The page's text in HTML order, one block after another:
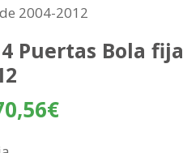
2004-2012
4 Puertas Bola fija
€Rango